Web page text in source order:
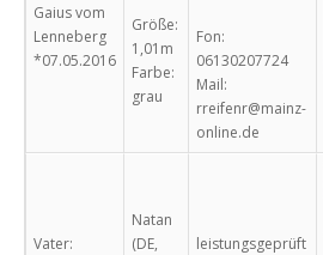
Gaius vom
Lenneberg
*07.05.2016
Größe:
1,01m
Farbe:
grau
Fon:
06130207724
Mail:
rreifenr@mainz-
online.de
Vater:
Natan
(DE,
leistungsgeprüft